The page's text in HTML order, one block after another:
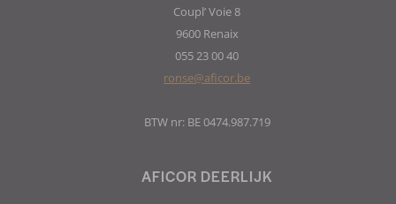
AFICOR DEERLIJK
Coupl’ Voie 8
9600 Renaix
055 23 00 40
ronse@aficor.be
BTW nr: BE 0474.987.719